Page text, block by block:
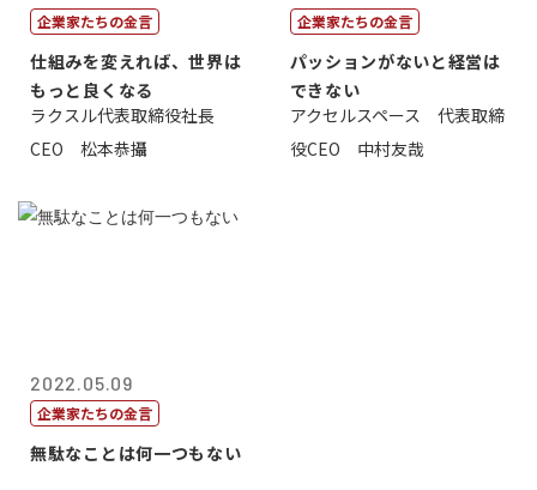
企業家たちの金言
仕組みを変えれば、世界は
もっと良くなる
ラクスル代表取締役社長
CEO 松本恭攝
企業家たちの金言
パッションがないと経営は
できない
アクセルスペース 代表取締
役CEO 中村友哉
2022.05.09
企業家たちの金言
無駄なことは何一つもない